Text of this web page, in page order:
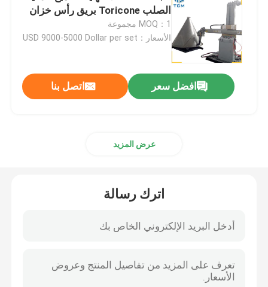
آلة تلميع الطلاء
آلة التلميع الآلية من الكوع الحديدي
أجهزة تحرير لحام
الصلب Toricone بريق رأس خزان
MOQ：1 مجموعة
الأسعار：USD 9000-5000 Dollar per set
افضل سعر اتصل بنا
عرض المزيد
اترك رسالة